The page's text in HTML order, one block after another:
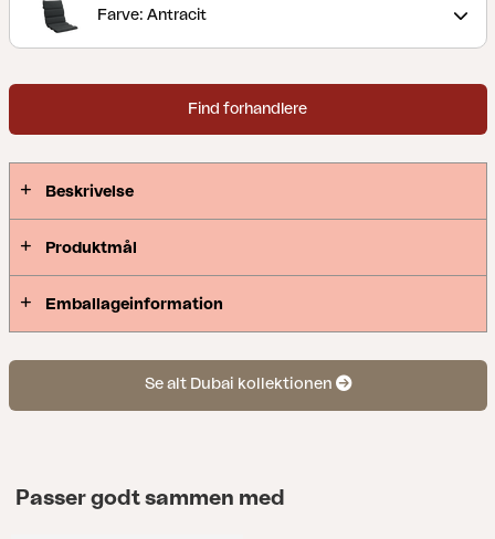
Farve: Antracit
Find forhandlere
Beskrivelse
Produktmål
Emballageinformation
Se alt Dubai kollektionen
Passer godt sammen med